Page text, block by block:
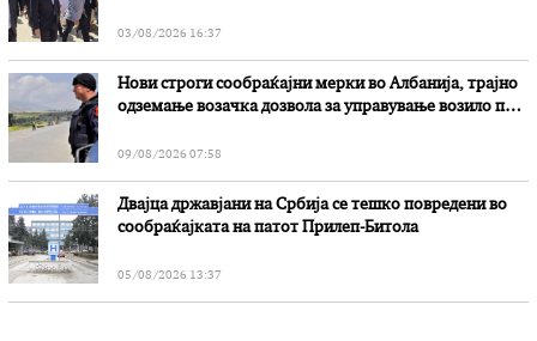
03/08/2026 16:37
Нови строги сообраќајни мерки во Aлбанија, трајно
одземање возачка дозвола за управување возило под
09/08/2026 07:58
Двајца државјани на Србија се тешко повредени во
сообраќајката на патот Прилеп-Битола
05/08/2026 13:37